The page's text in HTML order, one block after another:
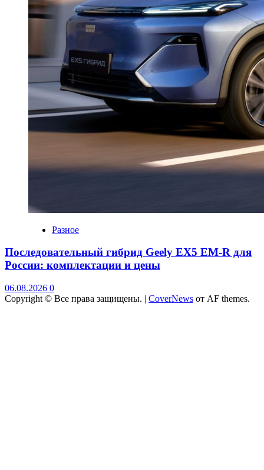
Разное
Последовательный гибрид Geely EX5 EM-R для
России: комплектации и цены
06.08.2026 0
Copyright © Все права защищены. | CoverNews от AF themes.